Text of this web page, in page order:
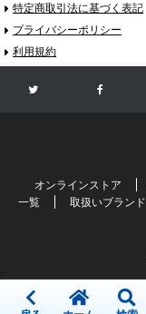
特定商取引法に基づく表記
プライバシーポリシー
利用規約
オンラインストア
一覧
取扱いブランド